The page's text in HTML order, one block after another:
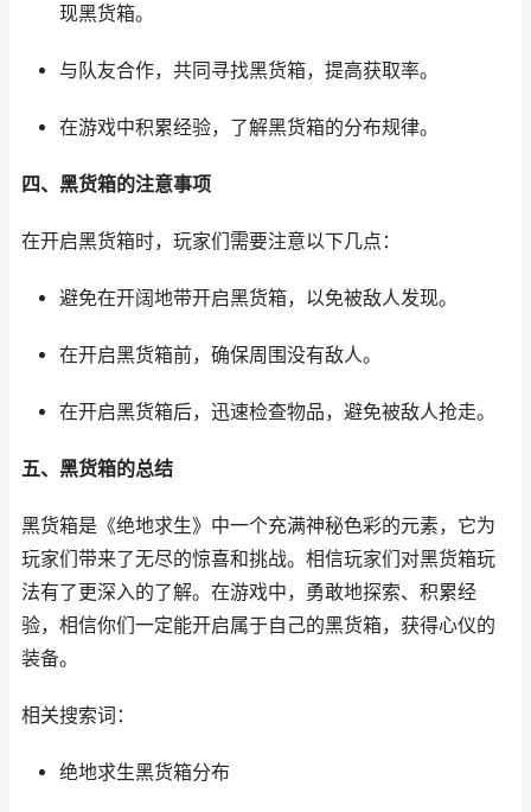
现黑货箱。
与队友合作，共同寻找黑货箱，提高获取率。
在游戏中积累经验，了解黑货箱的分布规律。
四、黑货箱的注意事项
在开启黑货箱时，玩家们需要注意以下几点：
避免在开阔地带开启黑货箱，以免被敌人发现。
在开启黑货箱前，确保周围没有敌人。
在开启黑货箱后，迅速检查物品，避免被敌人抢走。
五、黑货箱的总结
黑货箱是《绝地求生》中一个充满神秘色彩的元素，它为
玩家们带来了无尽的惊喜和挑战。相信玩家们对黑货箱玩
法有了更深入的了解。在游戏中，勇敢地探索、积累经
验，相信你们一定能开启属于自己的黑货箱，获得心仪的
装备。
相关搜索词：
绝地求生黑货箱分布